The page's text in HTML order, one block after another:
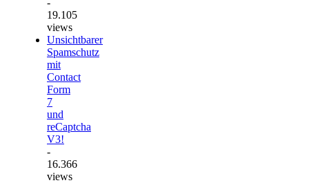
-
19.105
views
Unsichtbarer
Spamschutz
mit
Contact
Form
7
und
reCaptcha
V3!
-
16.366
views